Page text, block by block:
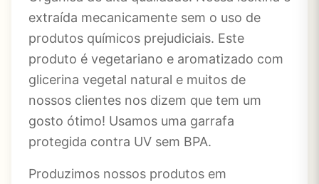
extraída mecanicamente sem o uso de
produtos químicos prejudiciais. Este
produto é vegetariano e aromatizado com
glicerina vegetal natural e muitos de
nossos clientes nos dizem que tem um
gosto ótimo! Usamos uma garrafa
protegida contra UV sem BPA.
Produzimos nossos produtos em